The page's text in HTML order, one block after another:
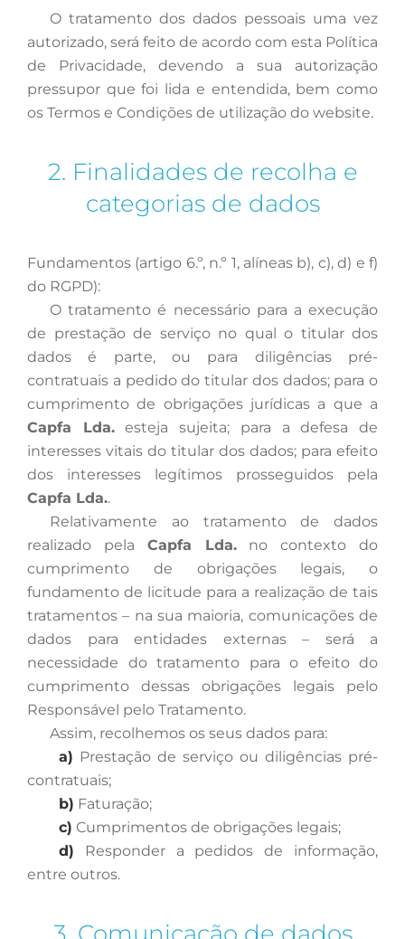
O tratamento dos dados pessoais uma vez
autorizado, será feito de acordo com esta Política
de Privacidade, devendo a sua autorização
pressupor que foi lida e entendida, bem como
os Termos e Condições de utilização do website.
2. Finalidades de recolha e
categorias de dados
Fundamentos (artigo 6.º, n.º 1, alíneas b), c), d) e f)
do RGPD):
O tratamento é necessário para a execução
de prestação de serviço no qual o titular dos
dados é parte, ou para diligências pré-
contratuais a pedido do titular dos dados; para o
cumprimento de obrigações jurídicas a que a
Capfa Lda.esteja sujeita; para a defesa de
interesses vitais do titular dos dados; para efeito
dos interesses legítimos prosseguidos pela
Capfa Lda..
Relativamente ao tratamento de dados
realizado pela Capfa Lda.no contexto do
cumprimento de obrigações legais, o
fundamento de licitude para a realização de tais
tratamentos – na sua maioria, comunicações de
dados para entidades externas – será a
necessidade do tratamento para o efeito do
cumprimento dessas obrigações legais pelo
Responsável pelo Tratamento.
Assim, recolhemos os seus dados para:
a) Prestação de serviço ou diligências pré-
contratuais;
b) Faturação;
c) Cumprimentos de obrigações legais;
d) Responder a pedidos de informação,
entre outros.
3. Comunicação de dados